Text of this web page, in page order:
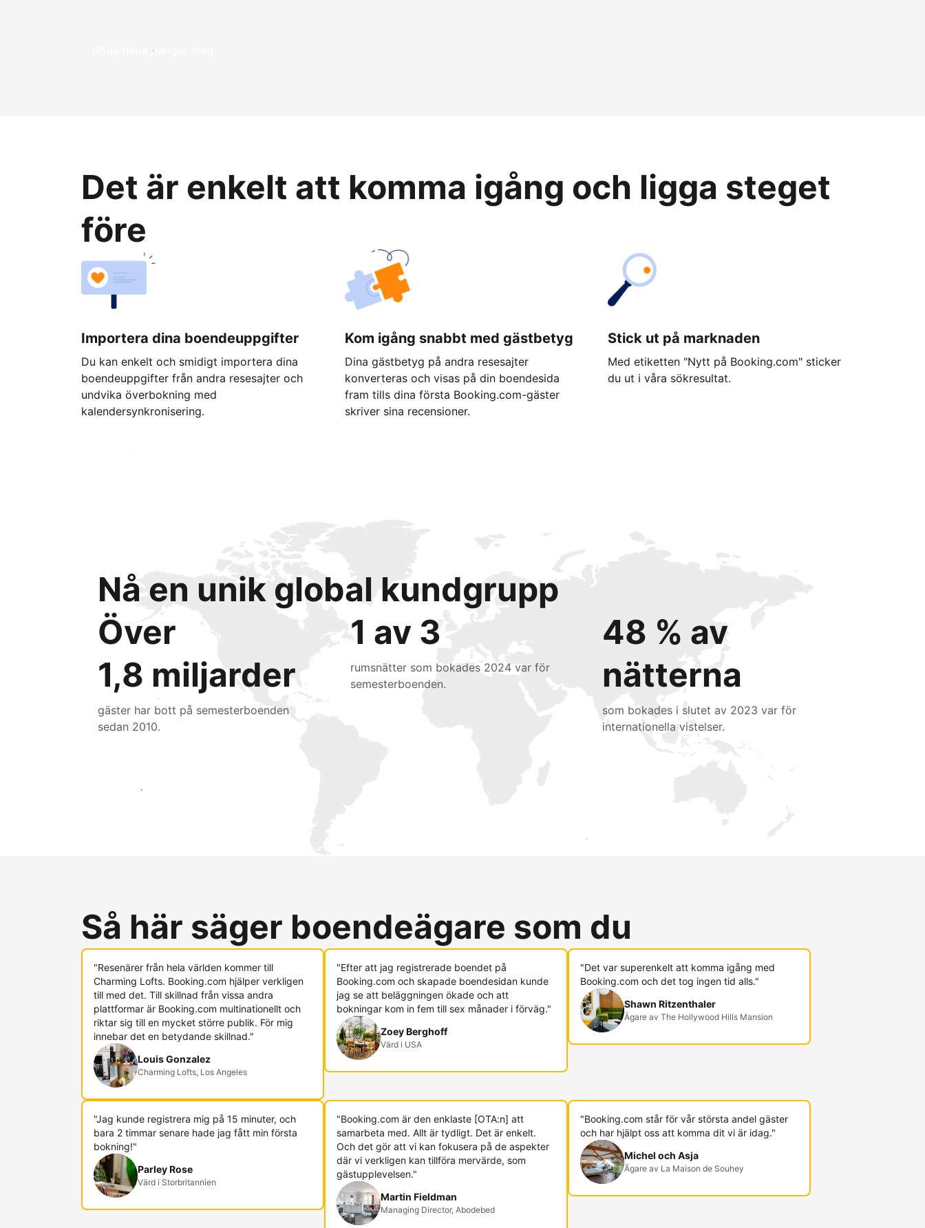
Börja tjäna pengar idag
Det är enkelt att komma igång och ligga steget
före
Importera dina boendeuppgifter
Du kan enkelt och smidigt importera dina
boendeuppgifter från andra resesajter och
undvika överbokning med
kalendersynkronisering.
Kom igång snabbt med gästbetyg
Dina gästbetyg på andra resesajter
konverteras och visas på din boendesida
fram tills dina första Booking.com-gäster
skriver sina recensioner.
Stick ut på marknaden
Med etiketten "Nytt på Booking.com" sticker
du ut i våra sökresultat.
Kom igång idag
Nå en unik global kundgrupp
Över
1,8 miljarder
gäster har bott på semesterboenden
sedan 2010.
1 av 3
rumsnätter som bokades 2024 var för
semesterboenden.
48 % av
nätterna
som bokades i slutet av 2023 var för
internationella vistelser.
Nå nya gäster idag
Så här säger boendeägare som du
"Resenärer från hela världen kommer till
Charming Lofts. Booking.com hjälper verkligen
till med det. Till skillnad från vissa andra
plattformar är Booking.com multinationellt och
riktar sig till en mycket större publik. För mig
innebar det en betydande skillnad."
Louis Gonzalez
Charming Lofts, Los Angeles
"Efter att jag registrerade boendet på
Booking.com och skapade boendesidan kunde
jag se att beläggningen ökade och att
bokningar kom in fem till sex månader i förväg."
Zoey Berghoff
Värd i USA
"Det var superenkelt att komma igång med
Booking.com och det tog ingen tid alls."
Shawn Ritzenthaler
Ägare av The Hollywood Hills Mansion
"Jag kunde registrera mig på 15 minuter, och
bara 2 timmar senare hade jag fått min första
bokning!"
Parley Rose
Värd i Storbritannien
"Booking.com är den enklaste [OTA:n] att
samarbeta med. Allt är tydligt. Det är enkelt.
Och det gör att vi kan fokusera på de aspekter
där vi verkligen kan tillföra mervärde, som
gästupplevelsen."
Martin Fieldman
Managing Director, Abodebed
"Booking.com står för vår största andel gäster
och har hjälpt oss att komma dit vi är idag."
Michel och Asja
Ägare av La Maison de Souhey